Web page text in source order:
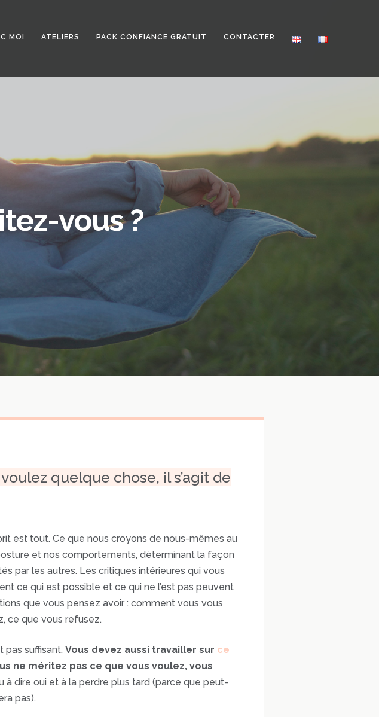
MOI ATELIERS PACK CONFIANCE GRATUIT CONTACTER
vous ?
quelque chose, il s’agit de
est tout. Ce que nous croyons de nous-mêmes au
et nos comportements, déterminant la façon
par les autres. Les critiques intérieures qui vous
ce qui est possible et ce qui ne l’est pas peuvent
que vous pensez avoir : comment vous vous
ce que vous refusez.
pas suffisant.Vous devez aussi travailler sur ce
ne méritez pas ce que vous voulez, vous
à dire oui et à la perdre plus tard (parce que peut-
pas).